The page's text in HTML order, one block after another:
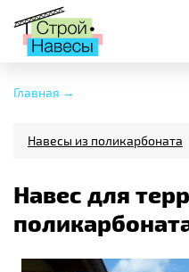
Главная →
Навесы из поликарбоната
Навес для